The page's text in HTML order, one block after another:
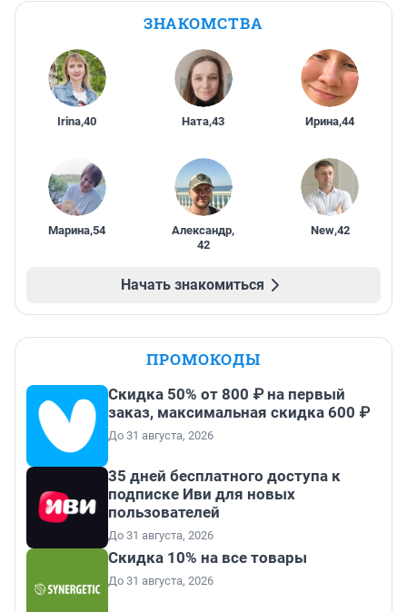
ЗНАКОМСТВА
Irina,40 Ната,43 Ирина,44
Марина,54 Александр,
42
New,42
Начать знакомиться
ПРОМОКОДЫ
Скидка 50% от 800 ₽ на первый
заказ, максимальная скидка 600 ₽
До 31 августа, 2026
35 дней бесплатного доступа к
подписке Иви для новых
пользователей
До 31 августа, 2026
Скидка 10% на все товары
До 31 августа, 2026